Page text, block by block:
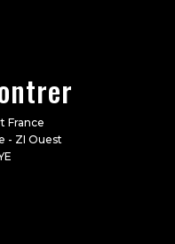
France
- ZI Ouest